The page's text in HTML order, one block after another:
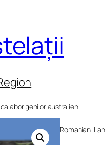
aborigenilor australieni
Romanian-